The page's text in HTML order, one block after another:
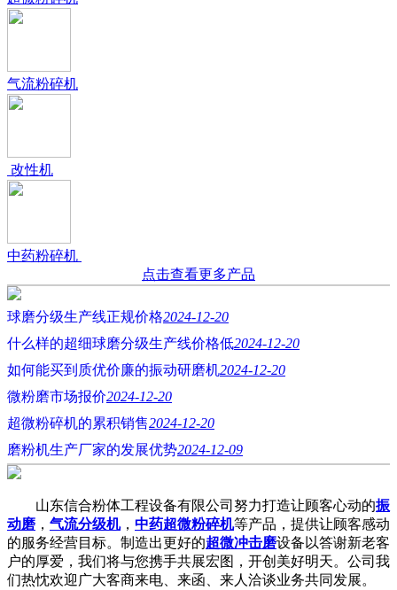
气流粉碎机
改性机
中药粉碎机
点击查看更多产品
球磨分级生产线正规价格2024-12-20
什么样的超细球磨分级生产线价格低2024-12-20
如何能买到质优价廉的振动研磨机2024-12-20
微粉磨市场报价2024-12-20
超微粉碎机的累积销售2024-12-20
磨粉机生产厂家的发展优势2024-12-09
山东信合粉体工程设备有限公司努力打造让顾客心动的振
动磨 ， 气流分级机， 中药超微粉碎机等产品，提供让顾客感动
的服务经营目标。制造出更好的超微冲击磨设备以答谢新老客
户的厚爱，我们将与您携手共展宏图，开创美好明天。公司我
们热忱欢迎广大客商来电、来函、来人洽谈业务共同发展。